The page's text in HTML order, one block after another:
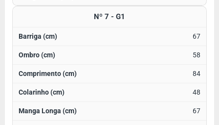
Nº 7 - G1
67
58
84
48
67